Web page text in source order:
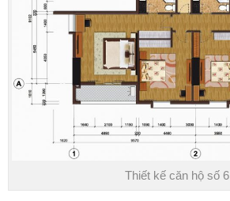
Thiết kế căn hộ số 6